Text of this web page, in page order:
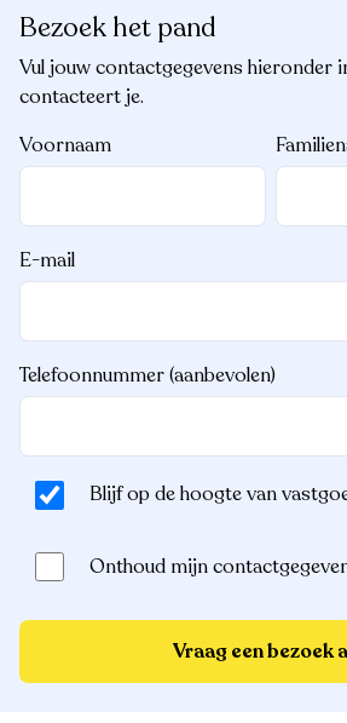
Bezoek het pand
Vul jouw contactgegevens hieronder
contacteert je.
Voornaam
E-mail
Telefoonnummer (aanbevolen)
Blijf op de hoogte van
Onthoud mijn
Vraag een bezoek